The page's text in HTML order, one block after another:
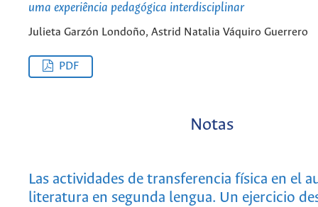
uma experiência pedagógica interdisciplinar
Julieta Garzón Londoño, Astrid Natalia Váquiro Guerrero
PDF
Notas
Las actividades de transferencia física en el
literatura en segunda lengua. Un ejercicio